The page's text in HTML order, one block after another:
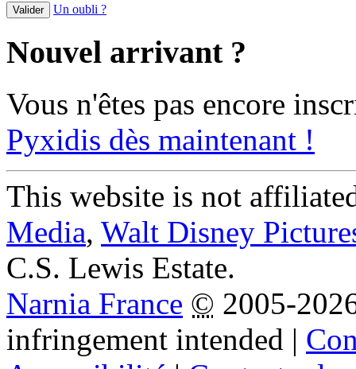
Un oubli ?
Nouvel arrivant ?
Vous n'êtes pas encore
Pyxidis dès maintenant !
This website is not
Media, Walt Disney
C.S. Lewis Estate.
Narnia France © 2005-
infringement intended |